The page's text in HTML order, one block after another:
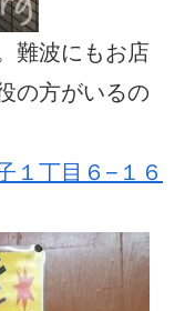
難波にもお店
の方がいるの
１丁目６−１６